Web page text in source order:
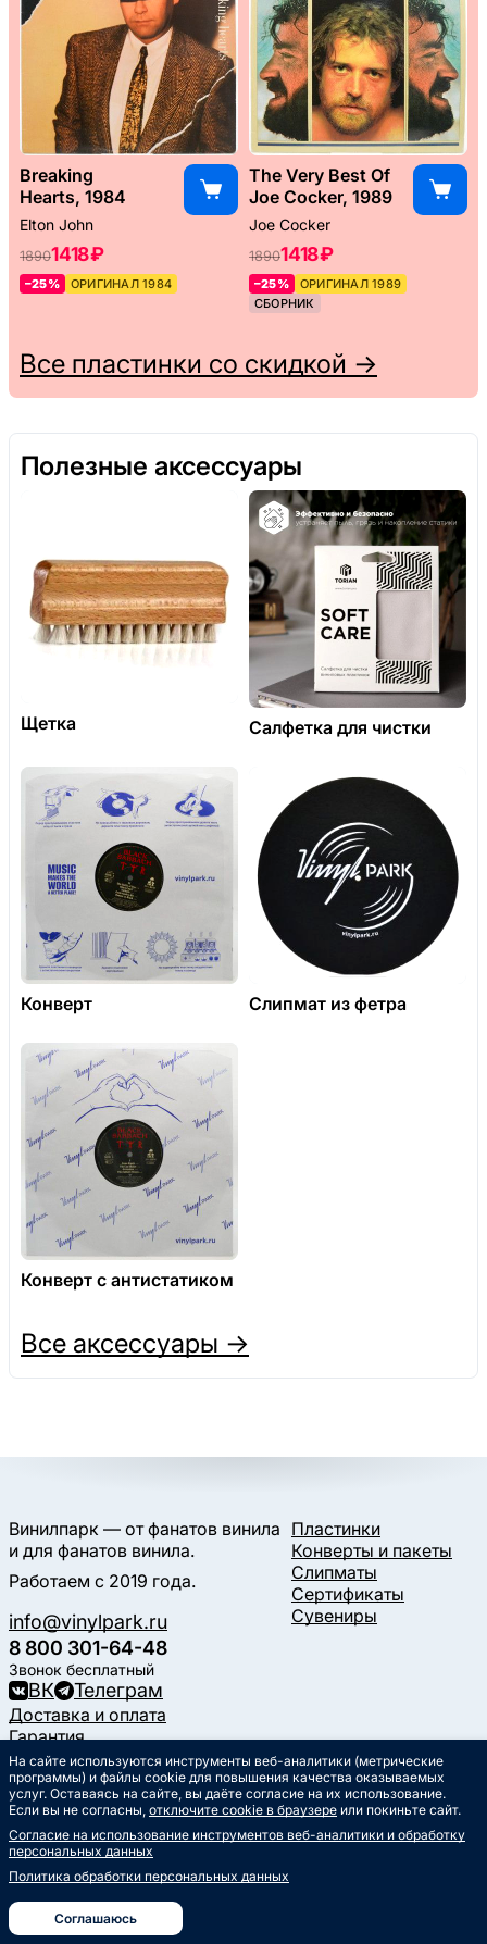
Breaking
Hearts, 1984
Elton John
18901418 ₽
–25% ОРИГИНАЛ 1984
The Very Best Of
Joe Cocker, 1989
Joe Cocker
18901418 ₽
–25%
ОРИГИНАЛ 1989
СБОРНИК
Все пластинки со скидкой →
Полезные аксессуары
Щетка Салфетка для чистки
Конверт Слипмат из фетра
Конверт с антистатиком
Все аксессуары →
Винилпарк — от фанатов винила
и для фанатов винила.
Работаем с 2019 года.
info@vinylpark.ru
8 800 301-64-48
Звонок бесплатный
ВК Телеграм
Пластинки
Конверты и пакеты
Слипматы
Сертификаты
Сувениры
Доставка и оплата
Гарантия
Контакты
Статьи
Музыкальный календарь
Публичная оферта
Политика обработки
Согласие на обработкуперсональных данных
На сайте используются инструменты веб-аналитики (метрические
программы) и файлы cookie для повышения качества оказываемых
услуг. Оставаясь на сайте, вы даёте согласие на их использование.
Если вы не согласны, отключите cookie в браузере или покиньте сайт.
Согласие на использование инструментов веб-аналитики и обработку
персональных данных
Политика обработки персональных данных
Соглашаюсь